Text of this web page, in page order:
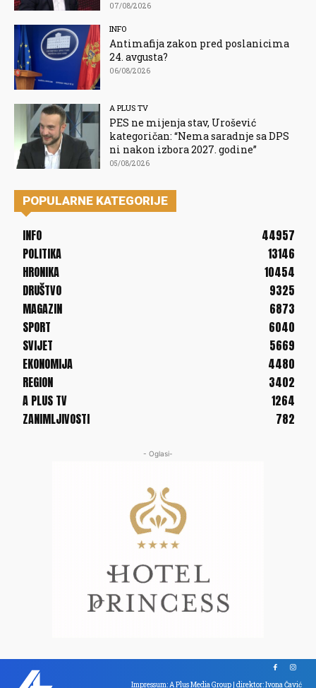
07/08/2026
INFO
Antimafija zakon pred poslanicima
24. avgusta?
06/08/2026
A PLUS TV
PES ne mijenja stav, Urošević
kategoričan: “Nema saradnje sa DPS
ni nakon izbora 2027. godine”
05/08/2026
POPULARNE KATEGORIJE
INFO
44957
POLITIKA
13146
HRONIKA
10454
DRUŠTVO
9325
MAGAZIN
6873
SPORT
6040
SVIJET
5669
EKONOMIJA
4480
REGION
3402
A PLUS TV
1264
ZANIMLJIVOSTI
782
- Oglasi-
Impressum: A Plus Media Group | direktor: Ivona Čavić